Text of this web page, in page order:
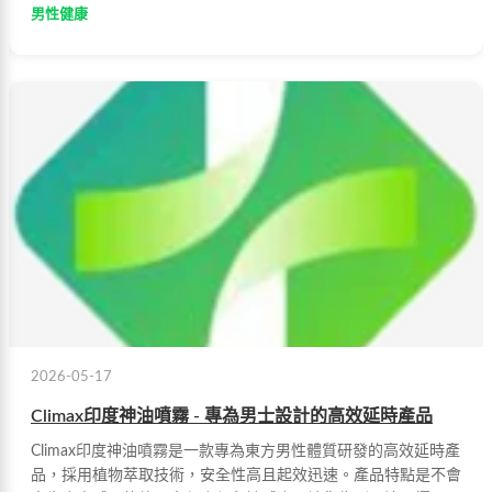
男性健康
2026-05-17
Climax印度神油噴霧 - 專為男士設計的高效延時產品
Climax印度神油噴霧是一款專為東方男性體質研發的高效延時產
品，採用植物萃取技術，安全性高且起效迅速。產品特點是不會